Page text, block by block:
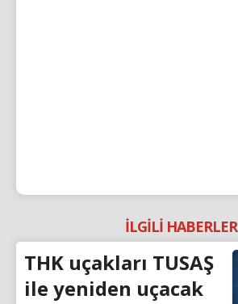
İLGİLİ HABERLER
THK uçakları TUSAŞ
ile yeniden uçacak